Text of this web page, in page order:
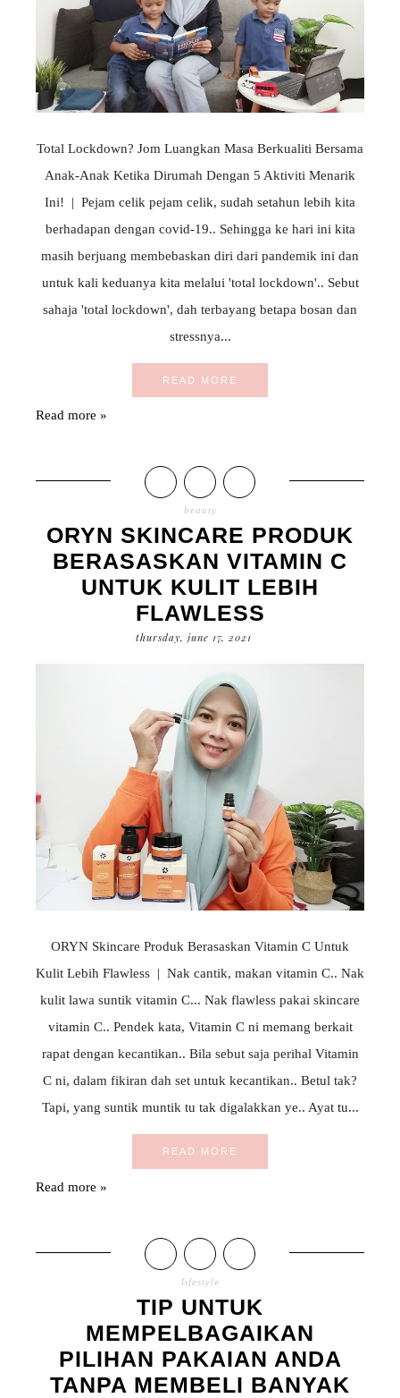
Total Lockdown? Jom Luangkan Masa Berkualiti Bersama
Anak-Anak Ketika Dirumah Dengan 5 Aktiviti Menarik
Ini! | Pejam celik pejam celik, sudah setahun lebih kita
berhadapan dengan covid-19.. Sehingga ke hari ini kita
masih berjuang membebaskan diri dari pandemik ini dan
untuk kali keduanya kita melalui 'total lockdown'.. Sebut
sahaja 'total lockdown', dah terbayang betapa bosan dan
stressnya...
READ MORE
Read more »
beauty
ORYN SKINCARE PRODUK
BERASASKAN VITAMIN C
UNTUK KULIT LEBIH
FLAWLESS
thursday, june 17, 2021
ORYN Skincare Produk Berasaskan Vitamin C Untuk
Kulit Lebih Flawless | Nak cantik, makan vitamin C.. Nak
kulit lawa suntik vitamin C... Nak flawless pakai skincare
vitamin C.. Pendek kata, Vitamin C ni memang berkait
rapat dengan kecantikan.. Bila sebut saja perihal Vitamin
C ni, dalam fikiran dah set untuk kecantikan.. Betul tak?
Tapi, yang suntik muntik tu tak digalakkan ye.. Ayat tu...
READ MORE
Read more »
lifestyle
TIP UNTUK
MEMPELBAGAIKAN
PILIHAN PAKAIAN ANDA
TANPA MEMBELI BANYAK